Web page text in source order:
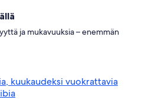
ja mukavuuksia – enemmän
kuukaudeksi vuokrattavia